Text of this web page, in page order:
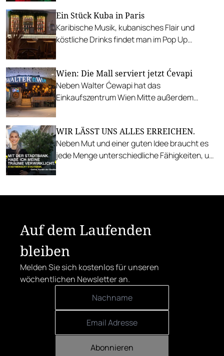
Ein Stück Kuba in Paris
Karibische Musik, kubanisches Flair und
köstliche Drinks findet man im Pop Up
Wien: Die Mall serviert jetzt Ćevapi
Neben Walter Ćewapi hat das
Einkaufszentrum Wien Mitte außerdem
WIR LÄSST UNS ALLES ERREICHEN.
Neben Mut und einer guten Idee braucht es
jede Menge unterschiedliche Fähigkeiten, um
Auf dem Laufenden
bleiben
Melden Sie sich kostenlos für unseren
wöchentlichen Newsletter an.
Abonnieren